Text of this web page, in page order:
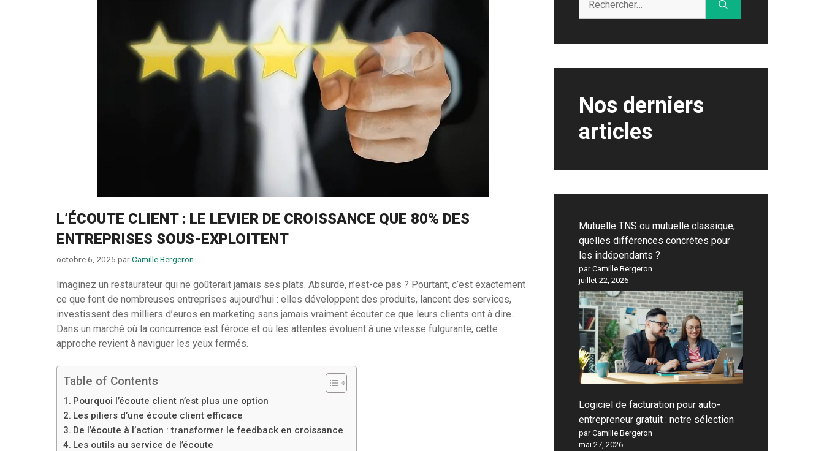
L’ÉCOUTE CLIENT : LE LEVIER DE CROISSANCE QUE 80% DES
ENTREPRISES SOUS-EXPLOITENT
octobre 6, 2025 parCamille Bergeron
Imaginez un restaurateur qui ne goûterait jamais ses plats. Absurde, n’est-ce pas ? Pourtant, c’est exactement
ce que font de nombreuses entreprises aujourd’hui : elles développent des produits, lancent des services,
investissent des milliers d’euros en marketing sans jamais vraiment écouter ce que leurs clients ont à dire.
Dans un marché où la concurrence est féroce et où les attentes évoluent à une vitesse fulgurante, cette
approche revient à naviguer les yeux fermés.
Table of Contents
Pourquoi l’écoute client n’est plus une option
Les piliers d’une écoute client efficace
De l’écoute à l’action : transformer le feedback en croissance
Les outils au service de l’écoute
Nos derniers
articles
Mutuelle TNS ou mutuelle classique,
quelles différences concrètes pour
les indépendants ?
par Camille Bergeron
juillet 22, 2026
Logiciel de facturation pour auto-
entrepreneur gratuit : notre sélection
par Camille Bergeron
mai 27, 2026